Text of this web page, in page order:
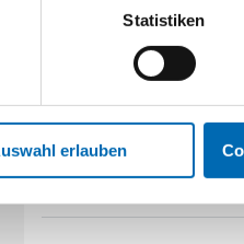
Statistiken
erlauben
DAMAZEN
Innenausbau Regal-